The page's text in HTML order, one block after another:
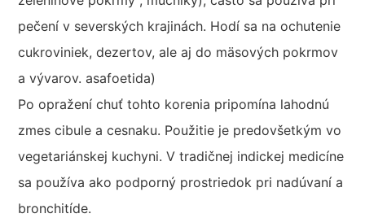
pečení v severských krajinách. Hodí sa na ochutenie
cukroviniek, dezertov, ale aj do mäsových pokrmov
a vývarov. asafoetida)
Po opražení chuť tohto korenia pripomína lahodnú
zmes cibule a cesnaku. Použitie je predovšetkým vo
vegetariánskej kuchyni. V tradičnej indickej medicíne
sa používa ako podporný prostriedok pri nadúvaní a
bronchitíde.